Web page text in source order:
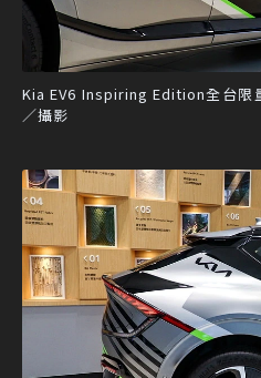
Kia EV6 Inspiring Edition全台限
／攝影